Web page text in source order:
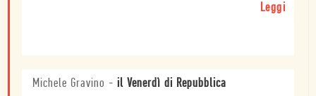
Leggi
Michele Gravino - il Venerdì di Repubblica